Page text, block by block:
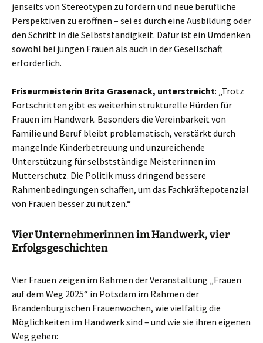
jenseits von Stereotypen zu fördern und neue berufliche
Perspektiven zu eröffnen – sei es durch eine Ausbildung oder
den Schritt in die Selbstständigkeit. Dafür ist ein Umdenken
sowohl bei jungen Frauen als auch in der Gesellschaft
erforderlich.
Friseurmeisterin Brita Grasenack, unterstreicht: „Trotz
Fortschritten gibt es weiterhin strukturelle Hürden für
Frauen im Handwerk. Besonders die Vereinbarkeit von
Familie und Beruf bleibt problematisch, verstärkt durch
mangelnde Kinderbetreuung und unzureichende
Unterstützung für selbstständige Meisterinnen im
Mutterschutz. Die Politik muss dringend bessere
Rahmenbedingungen schaffen, um das Fachkräftepotenzial
von Frauen besser zu nutzen.“
Vier Unternehmerinnen im Handwerk, vier
Erfolgsgeschichten
Vier Frauen zeigen im Rahmen der Veranstaltung „Frauen
auf dem Weg 2025“ in Potsdam im Rahmen der
Brandenburgischen Frauenwochen, wie vielfältig die
Möglichkeiten im Handwerk sind – und wie sie ihren eigenen
Weg gehen: